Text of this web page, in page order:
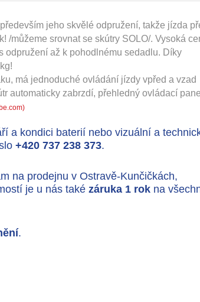
jeho skvělé odpružení, takže jízda
/můžeme srovnat se skútry SOLO/. Vysoká
odpružení až k pohodlnému sedadlu. Díky
má jednoduché ovládání jízdy vpřed a vzad
automaticky zabrzdí, přehledný ovládací
a kondici baterií nebo vizuální a
+420 737 238 373.
na prodejnu v Ostravě-Kunčičkách,
je u nás také záruka 1 rok na
.